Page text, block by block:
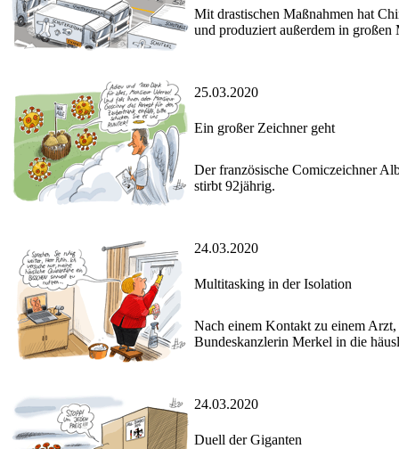
Mit drastischen Maßnahmen hat
und produziert außerdem in
25.03.2020
Ein großer Zeichner geht
Der französische Comiczeichner
stirbt 92jährig.
24.03.2020
Multitasking in der Isolation
Nach einem Kontakt zu einem
Bundeskanzlerin Merkel in die
24.03.2020
Duell der Giganten